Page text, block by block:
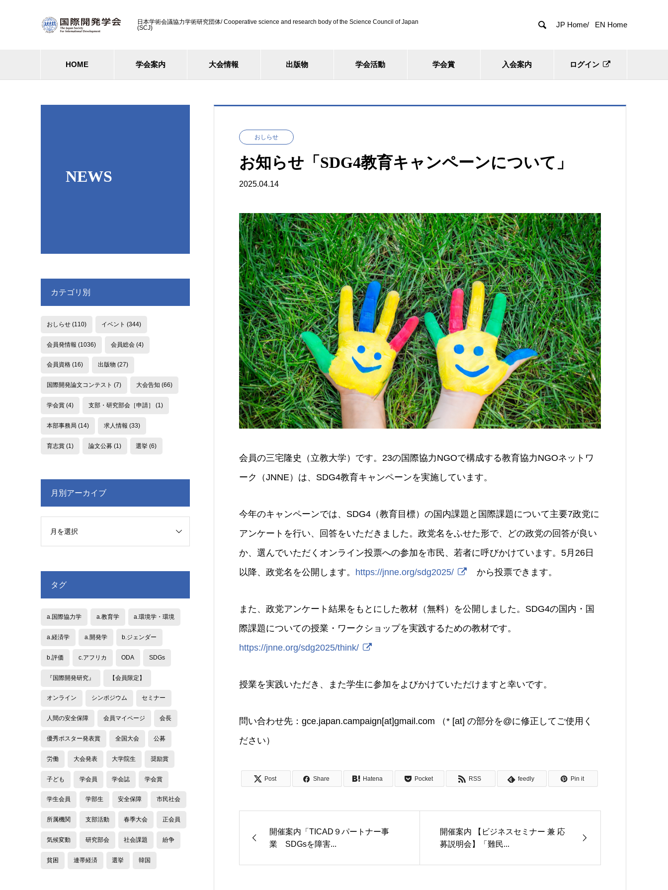
日本学術会議協力学術研究団体/ Cooperative science and research body of the Science Council of Japan
(SCJ)
 JP Home/ EN Home
HOME 学会案内 大会情報 出版物 学会活動 学会賞 入会案内 ログイン
NEWS
おしらせ
お知らせ「SDG4教育キャンペーンについて」
2025.04.14
会員の三宅隆史（立教大学）です。23の国際協力NGOで構成する教育協力NGOネットワ
ーク（JNNE）は、SDG4教育キャンペーンを実施しています。
今年のキャンペーンでは、SDG4（教育目標）の国内課題と国際課題について主要7政党に
アンケートを行い、回答をいただきました。政党名をふせた形で、どの政党の回答が良い
か、選んでいただくオンライン投票への参加を市民、若者に呼びかけています。5月26日
以降、政党名を公開します。 https://jnne.org/sdg2025/ から投票できます。
また、政党アンケート結果をもとにした教材（無料）を公開しました。SDG4の国内・国
際課題についての授業・ワークショップを実践するための教材です。
https://jnne.org/sdg2025/think/
授業を実践いただき、また学生に参加をよびかけていただけますと幸いです。
問い合わせ先：gce.japan.campaign[at]gmail.com （* [at] の部分を@に修正してご使用く
ださい）
Post Share Hatena Pocket RSS feedly Pin it
開催案内「TICAD９パートナー事
業 SDGsを障害...
開催案内 【ビジネスセミナー 兼 応
募説明会】「難民...
カテゴリ別
おしらせ(110) イベント (344)
会員発情報 (1036) 会員総会(4)
会員資格(16) 出版物 (27)
国際開発論文コンテスト (7) 大会告知 (66)
学会賞(4) 支部・研究部会［申請］ (1)
本部事務局 (14) 求人情報 (33)
育志賞(1) 論文公募(1) 選挙 (6)
月別アーカイブ
タグ
a.国際協力学 a.教育学 a.環境学・環境
a.経済学 a.開発学 b.ジェンダー
b.評価 c.アフリカ ODA SDGs
『国際開発研究』 【会員限定】
オンライン シンポジウム セミナー
人間の安全保障 会員マイページ 会長
優秀ポスター発表賞 全国大会 公募
労働 大会発表 大学院生 奨励賞
子ども 学会員 学会誌 学会賞
学生会員 学部生 安全保障 市民社会
所属機関 支部活動 春季大会 正会員
気候変動 研究部会 社会課題 紛争
貧困 連帯経済 選挙 韓国